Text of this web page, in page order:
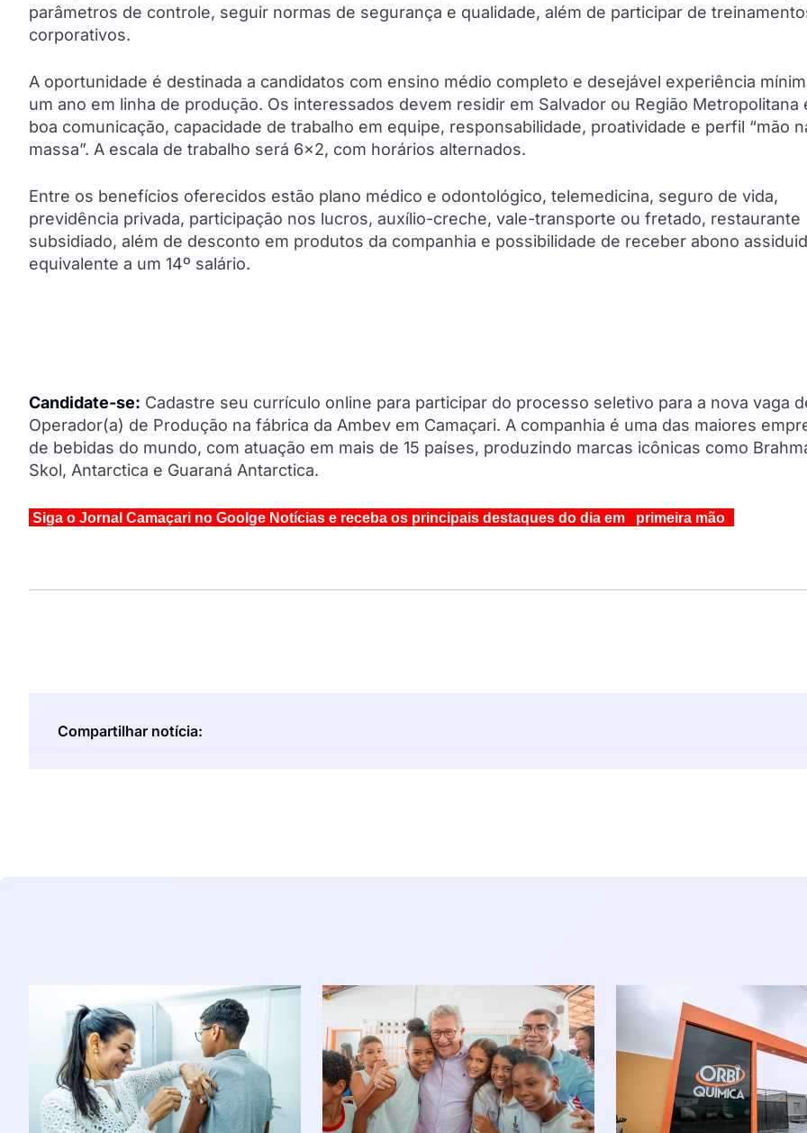
parâmetros de controle, seguir normas de segurança e qualidade, além de participar de
corporativos.
A oportunidade é destinada a candidatos com ensino médio completo e desejável experiência
um ano em linha de produção. Os interessados devem residir em Salvador ou Região Metropolitana
boa comunicação, capacidade de trabalho em equipe, responsabilidade, proatividade e perfil “mão
massa”. A escala de trabalho será 6×2, com horários alternados.
Entre os benefícios oferecidos estão plano médico e odontológico, telemedicina, seguro de vida,
previdência privada, participação nos lucros, auxílio-creche, vale-transporte ou fretado, restaurante
subsidiado, além de desconto em produtos da companhia e possibilidade de receber abono
equivalente a um 14º salário.
Candidate-se: Cadastre seu currículo online para participar do processo seletivo para a nova vaga
Operador(a) de Produção na fábrica da Ambev em Camaçari. A companhia é uma das maiores
de bebidas do mundo, com atuação em mais de 15 países, produzindo marcas icônicas como
Skol, Antarctica e Guaraná Antarctica.
Siga o Jornal Camaçari no Goolge Notícias e receba os principais destaques do dia em primeira mão
Compartilhar notícia: